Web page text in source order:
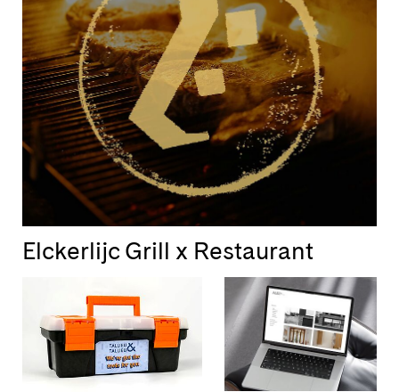
Elckerlijc Grill x Restaurant